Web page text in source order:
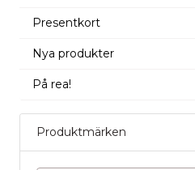
Presentkort
Nya produkter
På rea!
Produktmärken